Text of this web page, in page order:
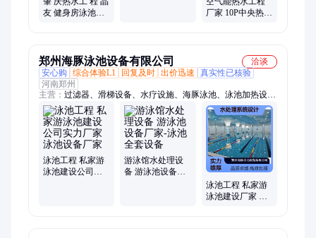
友 健身房泳池用
厂家 10P中央热水
郑州海豚泳池设备有限公司
洽谈
安心购
综合体验L1 回复及时 出价迅速
真实性已核验
河南郑州
主营： 过滤器、滑梯设备、水疗设施、海豚泳池、泳池加热设
备、消毒设备、水上滑梯、恒温除湿设备、人工造浪设备、水上
乐园设备、空气源恒温热泵、玻璃钢巨型滑道
泳池工程 私家游
泳池建设公司实
游泳馆水处理设
备 游泳池设备厂
泳池工程 私家游
泳池建设厂家 水